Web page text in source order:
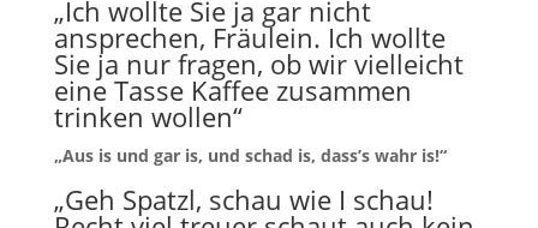
„Ich wollte Sie ja gar nicht
ansprechen, Fräulein. Ich wollte
Sie ja nur fragen, ob wir vielleicht
eine Tasse Kaffee zusammen
trinken wollen“
„Aus is und gar is, und schad is, dass’s wahr is!“
„Geh Spatzl, schau wie I schau!